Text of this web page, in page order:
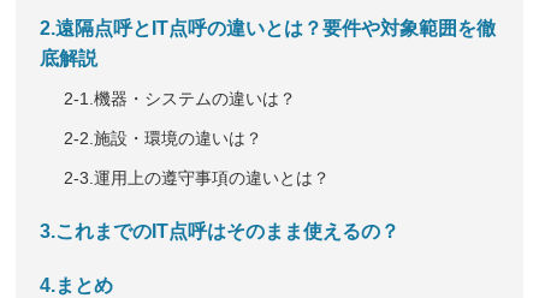
2.遠隔点呼とIT点呼の違いとは？要件や対象範囲を徹
底解説
2-1.機器・システムの違いは？
2-2.施設・環境の違いは？
2-3.運用上の遵守事項の違いとは？
3.これまでのIT点呼はそのまま使えるの？
4.まとめ